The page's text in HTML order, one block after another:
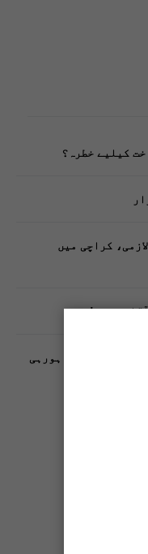
کیلیے خطرہ؟
کراچی میں
مہم!
خطرناک ثابت ہورہی